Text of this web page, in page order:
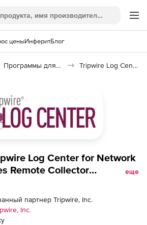
ценыИнферитБлог
Программы для настройки системы Tripwire Log Center
Log Center for Network
Remote Collector
еще
партнер Tripwire, Inc.
Inc.